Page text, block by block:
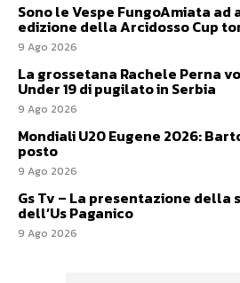
Sono le Vespe FungoAmiata ad
edizione della Arcidosso Cup
9 Ago 2026
La grossetana Rachele Perna
Under 19 di pugilato in Serbia
9 Ago 2026
Mondiali U20 Eugene 2026:
posto
9 Ago 2026
Gs Tv – La presentazione della
dell’Us Paganico
9 Ago 2026